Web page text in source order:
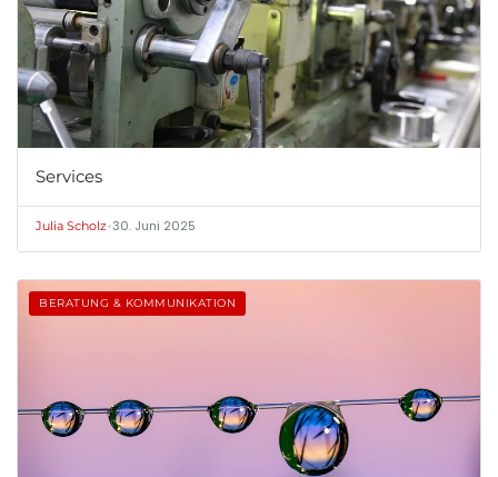
Services
Julia Scholz•30. Juni 2025
BERATUNG & KOMMUNIKATION